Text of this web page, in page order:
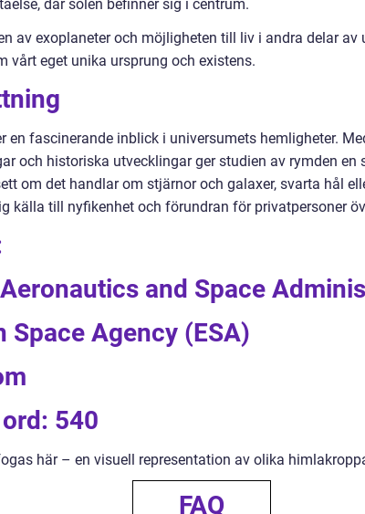
där solen befinner sig i centrum.
av exoplaneter och möjligheten till liv i andra delar av
vårt eget unika ursprung och existens.
en fascinerande inblick i universumets hemligheter.
och historiska utvecklingar ger studien av rymden en
om det handlar om stjärnor och galaxer, svarta hål
källa till nyfikenhet och förundran för privatpersoner
and Space
Space Agency (ESA)
540
här – en visuell representation av olika
FAQ